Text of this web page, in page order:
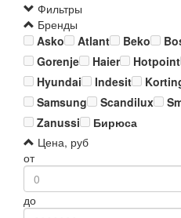
Фильтры
Бренды
Asko
Atlant Beko
Gorenje
Haier Hotpoint
Hyundai
Indesit
Samsung
Scandilux
Zanussi
Бирюса
Цена, руб
от
до